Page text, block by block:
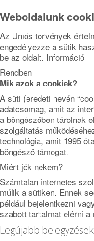
Weboldalunk
Az Uniós törvények
engedélyezze a sütik
be az oldalt. Információ
Rendben
Mik azok a cookiek?
A süti (eredeti nevén
adatcsomag, amit az
a böngészőben tárolnak
szolgáltatás
technológia, amit 1995
böngésző támogat.
Miért jók nekem?
Számtalan internetes
múlik a sütiken. Ennek
például bejelentkezni
szabott tartalmat elérni a
Legújabb